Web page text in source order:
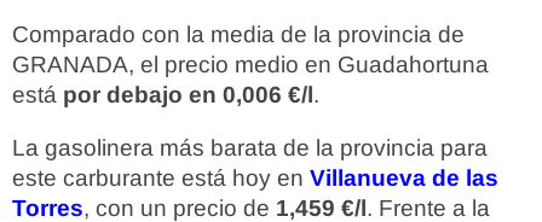
Comparado con la media de la provincia de
GRANADA, el precio medio en Guadahortuna
está por debajo en 0,006 €/l.
La gasolinera más barata de la provincia para
este carburante está hoy en Villanueva de las
Torres, con un precio de 1,459 €/l. Frente a la